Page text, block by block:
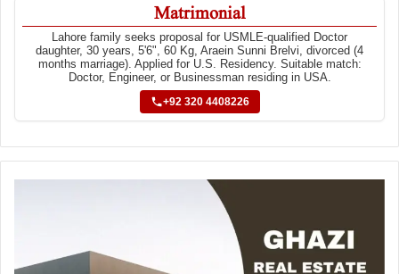
Matrimonial
Lahore family seeks proposal for USMLE-qualified Doctor
daughter, 30 years, 5'6", 60 Kg, Araein Sunni Brelvi, divorced (4
months marriage). Applied for U.S. Residency. Suitable match:
Doctor, Engineer, or Businessman residing in USA.
+92 320 4408226